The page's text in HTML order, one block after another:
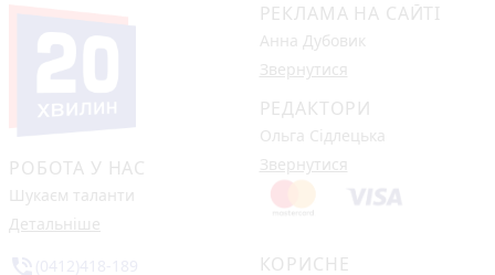
РОБОТА У НАС
Шукаєм таланти
Детальніше
РЕКЛАМА НА САЙТІ
Анна Дубовик
Звернутися
РЕДАКТОРИ
Ольга Сідлецька
Звернутися
КОРИСНЕ